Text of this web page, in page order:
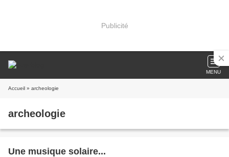
Publicité
MENU
Accueil » archeologie
archeologie
Une musique solaire...